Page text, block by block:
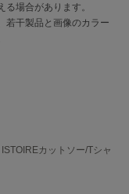
場合があります。
若干製品と画像のカラー
ISTOIREカットソー/Tシャ